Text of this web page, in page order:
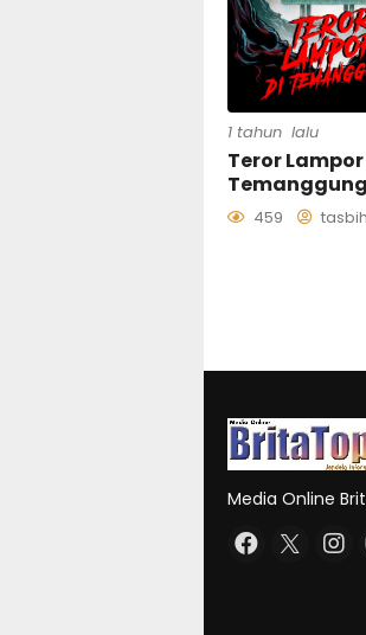
1 tahun lalu
Teror
Temanggung
459 tasbih
Media Online